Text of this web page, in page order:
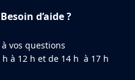
d’aide ?
vos questions
à 12 h et de 14 h à 17 h